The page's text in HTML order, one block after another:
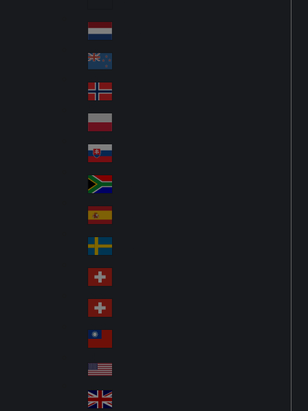
Lat
in
A
me
ric
a
Ne
the
rla
nd
s
Ne
w
Ze
ala
nd
No
rw
ay
Pol
an
d
Slo
va
kia
So
uth
Af
ric
a
Sp
ain
Sw
ed
en
Sw
itz
erl
an
d
Sw
itz
erl
an
d
wa
n
A